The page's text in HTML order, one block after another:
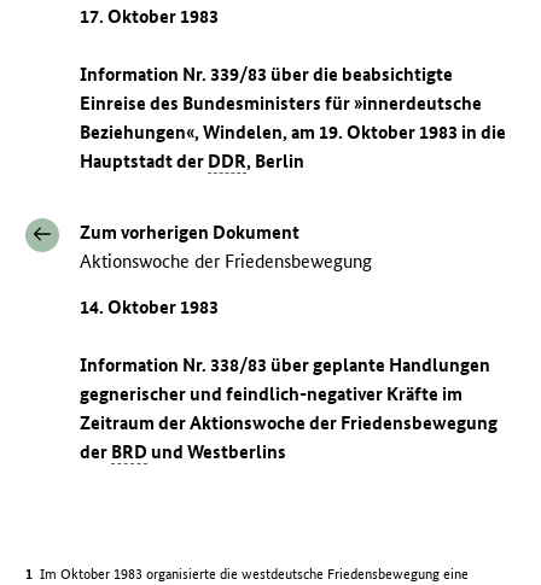
17. Oktober 1983
Information Nr. 339/83 über die beabsichtigte
Einreise des Bundesministers für »innerdeutsche
Beziehungen«, Windelen, am 19. Oktober 1983 in die
Hauptstadt der DDR, Berlin
Zum vorherigen Dokument
Aktionswoche der Friedensbewegung
14. Oktober 1983
Information Nr. 338/83 über geplante Handlungen
gegnerischer und feindlich-negativer Kräfte im
Zeitraum der Aktionswoche der Friedensbewegung
der BRD und Westberlins
Im Oktober 1983 organisierte die westdeutsche Friedensbewegung eine